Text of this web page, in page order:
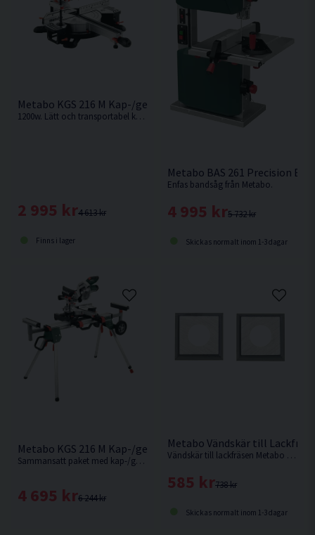
spåntjockleken ändras av misstag
Bulleremission
Mätosäkerhet K 4 dB(A)
Metabo KGS 216 M Kap-/gersåg 216MM (1200W)
1200w. Lätt och transportabel kap-/gersåg med hög sågkapacitet och skugglinjemarkör.
4 613 kr
2 995 kr
Finns i lager
Metabo BAS 261 Precision
Enfas bandsåg från Metabo.
5 732 kr
4 995 kr
Skickas normalt inom 1-3 dagar
Metabo KGS 216 M Kap-/gersåg 216MM Inkl. Stativ KSU 251
Sammansatt paket med kap-/gersåg samt stativ från Metabo.
6 244 kr
4 695 kr
Metabo Vändskär till Lackfräs
Vändskär till lackfräsen Metabo LF 850 S.
738 kr
585 kr
Skickas normalt inom 1-3 dagar